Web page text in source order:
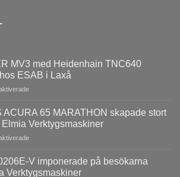
MV3 med Heidenhain TNC640
ESAB i Laxå
för
QUASER
MV3
med
Heidenhain
installerad
hos
ACURA 65 MARATHON skapade stort
Verktygsmaskiner
för
ACURA
V imponerade på besökarna
Verktygsmaskiner